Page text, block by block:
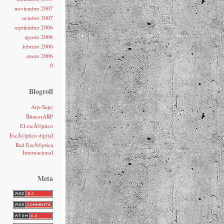
noviembre 2007
octubre 2007
septiembre 2006
agosto 2006
febrero 2006
enero 2006
0
Blogroll
Arp-Sapc
BitacorARP
El escÃ©ptico
EscÃ©ptico digital
Red EscÃ©ptica
Internacional
Meta